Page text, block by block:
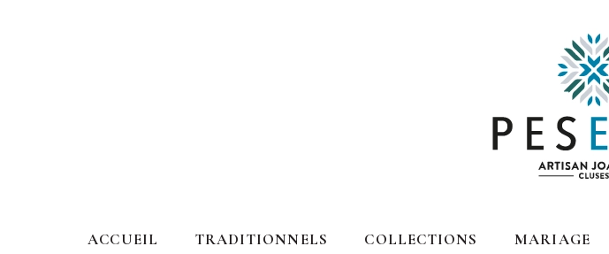
ACCUEIL TRADITIONNELS COLLECTIONS MARIAGE